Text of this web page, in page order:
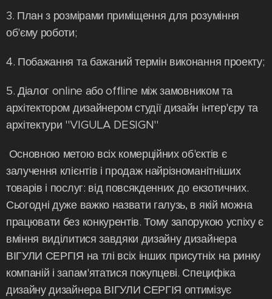
3. План з розмірами приміщення для розуміння
об'єму роботи;
4. Побажання та бажаний термін виконання проекту;
5. Діалог online або offline між замовником та
архітектором дизайнером студії дизайн інтер'єру та
архітектури ''VIGULA DESIGN''
Основною метою всіх комерційних об'єктів є
залучення клієнтів і продаж найрізноманітніших
товарів і послуг: від повсякденних до екзотичних.
Сьогодні дуже важко назвати галузь, в якій можна
працювати без конкурентів. Тому запорукою успіху є
вміння виділитися завдяки дизайну дизайнера
ВІГУЛИ СЕРГІЯ на тлі всіх інших присутніх на ринку
компаній і запам'ятатися покупцеві. Специфіка
дизайну дизайнера ВІГУЛИ СЕРГІЯ оптимізує